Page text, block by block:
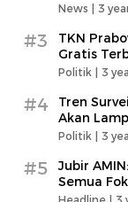
News | 3
#3
TKN
Gratis
Politik | 3
#4
Tren
Akan
Politik | 3
#5
Jubir
Semua